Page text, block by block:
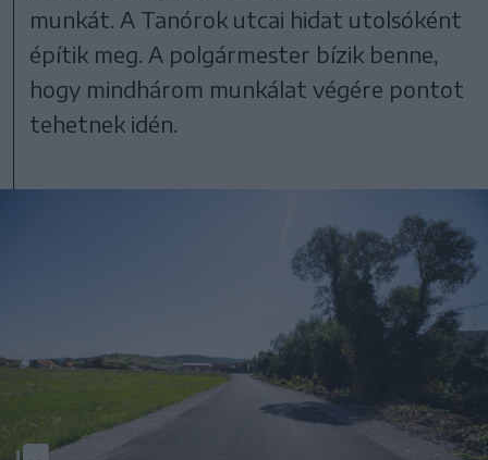
munkát. A Tanórok utcai hidat utolsóként
építik meg. A polgármester bízik benne,
hogy mindhárom munkálat végére pontot
tehetnek idén.